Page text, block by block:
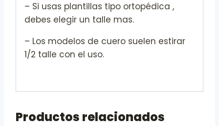
– Si usas plantillas tipo ortopédica ,
debes elegir un talle mas.
– Los modelos de cuero suelen estirar
1/2 talle con el uso.
Productos relacionados